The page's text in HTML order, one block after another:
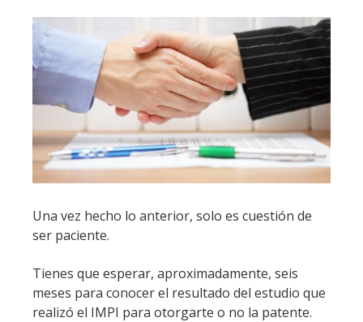
Una vez hecho lo anterior, solo es cuestión de
ser paciente.
Tienes que esperar, aproximadamente, seis
meses para conocer el resultado del estudio que
realizó el IMPI para otorgarte o no la patente.